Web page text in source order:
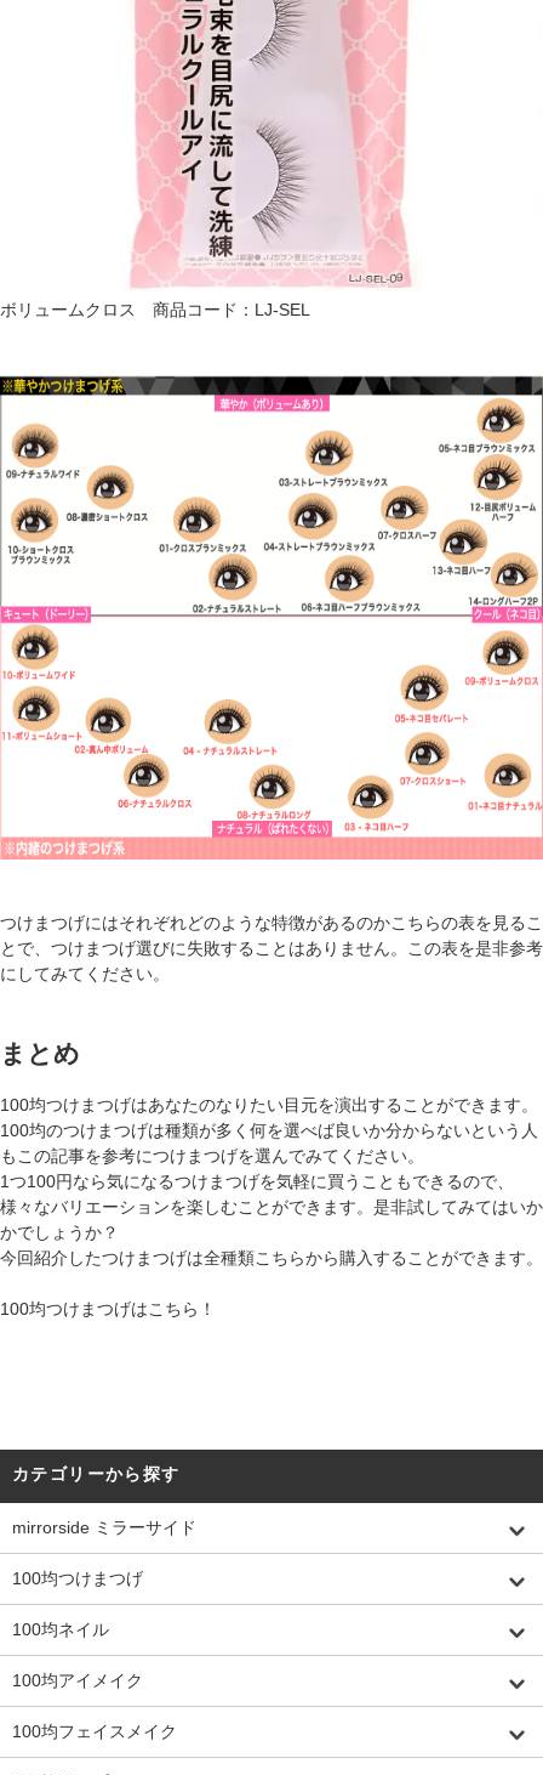
ボリュームクロス 商品コード：LJ-SEL
つけまつげにはそれぞれどのような特徴があるのかこちらの表を見るこ
とで、つけまつげ選びに失敗することはありません。この表を是非参考
にしてみてください。
まとめ
100均つけまつげはあなたのなりたい目元を演出することができます。
100均のつけまつげは種類が多く何を選べば良いか分からないという人
もこの記事を参考につけまつげを選んでみてください。
1つ100円なら気になるつけまつげを気軽に買うこともできるので、
様々なバリエーションを楽しむことができます。是非試してみてはいか
かでしょうか？
今回紹介したつけまつげは全種類こちらから購入することができます。
100均つけまつげはこちら！
カテゴリーから探す
mirrorside ミラーサイド
100均つけまつげ
100均ネイル
100均アイメイク
100均フェイスメイク